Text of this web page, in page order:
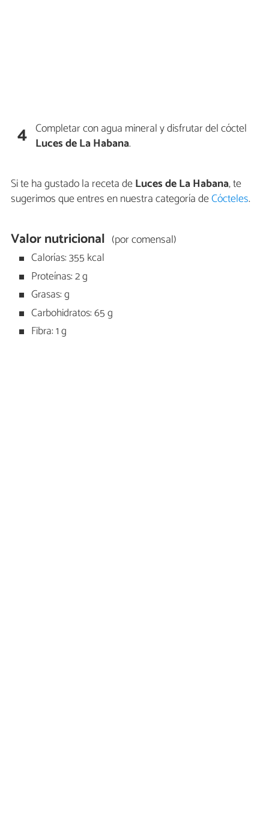
4 Completar con agua mineral y disfrutar del cóctel
Luces de La Habana.
Si te ha gustado la receta deLuces de La Habana, te
sugerimos que entres en nuestra categoría deCócteles.
Valor nutricional (por comensal)
Calorías: 355 kcal
Proteínas: 2 g
Grasas: g
Carbohidratos: 65 g
Fibra: 1 g